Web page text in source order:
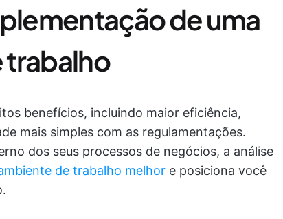
de uma
trabalho
benefícios, incluindo maior eficiência,
mais simples com as regulamentações.
dos seus processos de negócios, a análise
de trabalho melhor e posiciona você